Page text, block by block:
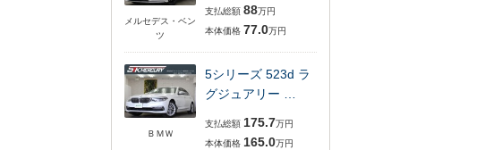
メルセデス・ベン
ツ
支払総額 88万円
本体価格 77.0万円
ＢＭＷ
5シリーズ 523d ラ
グジュアリー …
支払総額 175.7万円
本体価格 165.0万円